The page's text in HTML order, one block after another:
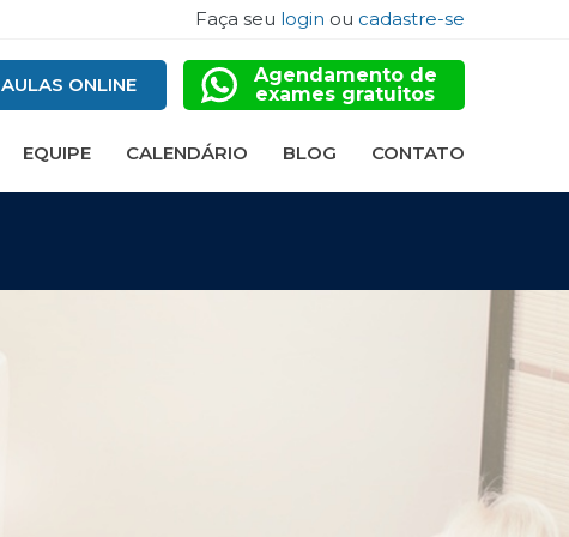
Faça seu login ou cadastre-se
AULAS ONLINE
Agendamento de
exames gratuitos
EQUIPE CALENDÁRIO BLOG CONTATO